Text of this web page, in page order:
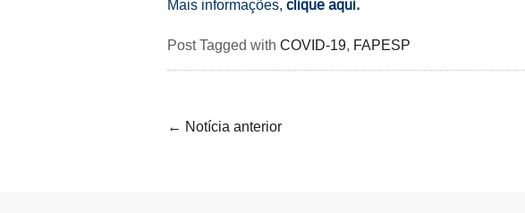
Mais informações, clique aqui.
Post Tagged with COVID-19, FAPESP
← Notícia anterior